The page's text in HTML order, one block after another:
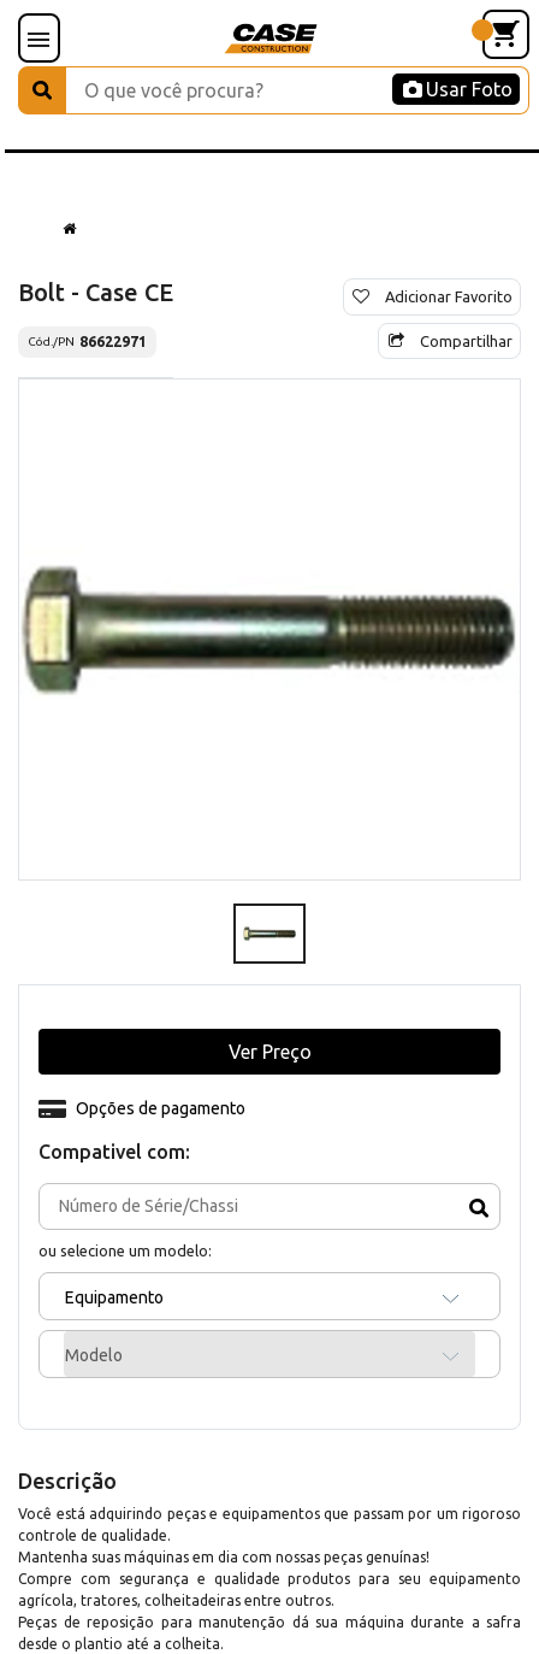
Usar Foto
Bolt - Case CE
Cód./PN 86622971
Adicionar Favorito
Compartilhar
Compativel com:
ou selecione um modelo:
Equipamento
Modelo
Opções de pagamento
Ver Preço
Descrição
Você está adquirindo peças e equipamentos que passam por um rigoroso
controle de qualidade.
Mantenha suas máquinas em dia com nossas peças genuínas!
Compre com segurança e qualidade produtos para seu equipamento
agrícola, tratores, colheitadeiras entre outros.
Peças de reposição para manutenção dá sua máquina durante a safra
desde o plantio até a colheita.